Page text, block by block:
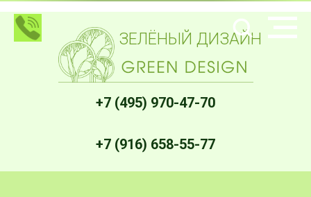
+7 (495) 970-47-70
+7 (916) 658-55-77
ЗЕЛЁНЫЙ ДИЗАЙН